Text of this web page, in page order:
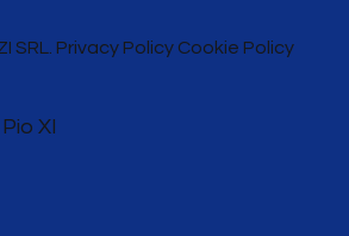
XI
SRL. Privacy Policy Cookie Policy